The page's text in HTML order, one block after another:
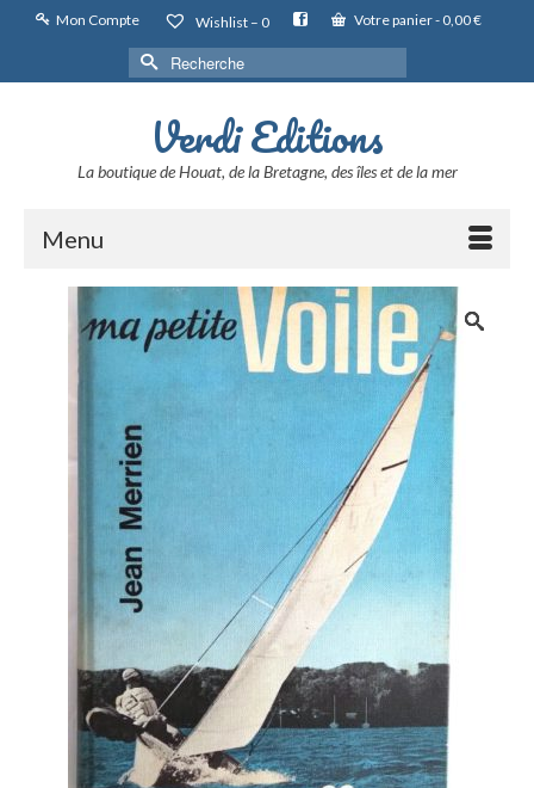
Mon Compte Wishlist – 0 Votre panier- 0,00€
Rechercher :
Verdi Editions
La boutique de Houat, de la Bretagne, des îles et de la mer
Menu